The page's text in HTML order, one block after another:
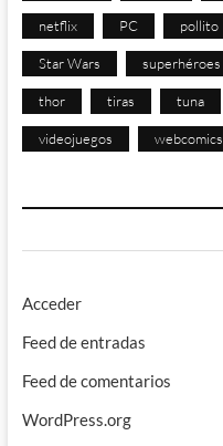
netflix PC pollito
Star Wars superhéroes
thor tiras tuna
videojuegos webcomics
Acceder
Feed de entradas
Feed de comentarios
WordPress.org